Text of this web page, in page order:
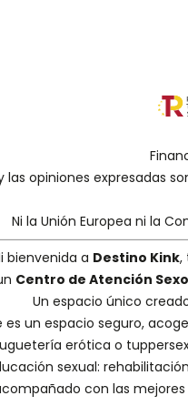
las opiniones expresadas
Ni la Unión Europea ni la
bienvenida a Destino Kink,
Centro de Atención
Un espacio único
es un espacio seguro,
erótica o
sexual:
con las